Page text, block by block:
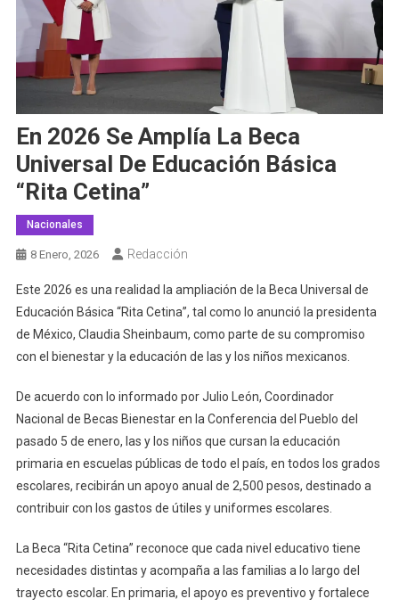
En 2026 Se Amplía La Beca
Universal De Educación Básica
“Rita Cetina”
Nacionales
8 Enero, 2026 Redacción
Este 2026 es una realidad la ampliación de la Beca Universal de
Educación Básica “Rita Cetina”, tal como lo anunció la presidenta
de México, Claudia Sheinbaum, como parte de su compromiso
con el bienestar y la educación de las y los niños mexicanos.
De acuerdo con lo informado por Julio León, Coordinador
Nacional de Becas Bienestar en la Conferencia del Pueblo del
pasado 5 de enero, las y los niños que cursan la educación
primaria en escuelas públicas de todo el país, en todos los grados
escolares, recibirán un apoyo anual de 2,500 pesos, destinado a
contribuir con los gastos de útiles y uniformes escolares.
La Beca “Rita Cetina” reconoce que cada nivel educativo tiene
necesidades distintas y acompaña a las familias a lo largo del
trayecto escolar. En primaria, el apoyo es preventivo y fortalece